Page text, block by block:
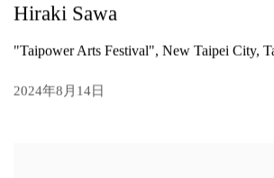
Hiraki Sawa
"Taipower Arts Festival", New Taipei City,
2024年8月14日